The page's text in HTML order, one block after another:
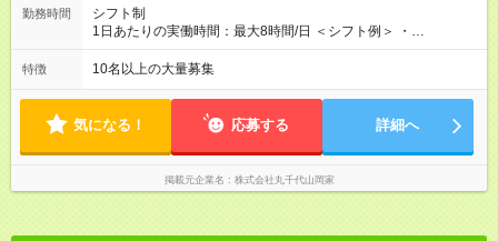
⽉30時間分の残業時間および深夜⼿当を含んだ想定給与です ◎
店長：45万円以上 ◎ミドル店長：46万円以上 ◎ミドル店長（最
ェック等、客観的な評価によって、昇格していきます。 【試用
期間】試用期間あり 試用期間の長さ：3ヶ月 雇用形態、給与は
本採用時と同じです。 ＜研修体制に自信あり！＞ 入社後は、研
修センターで基本から学び直すことが可能です。配属後も、ベ
テランスタッフがマンツーマンでサポート。さらに、1ヶ月後に
は再び研修センターで調理技術を磨く集中研修を受けられるの
勤務時間
シフト制
1日あたりの実働時間：最大8時間/日 ＜シフト例＞ ・
9:00~18:00（早番固定） ・12:00~21:00（遅番固定） ・18:00~
翌3:00（夜勤固定） ※2週間～1ヶ月ごとにローテーション ※24
30時間前後（1~2時間 / 日）
特徴 10名以上の大量募集
気になる！ 応募する 詳細へ
掲載元企業名 株式会社丸千代山岡家